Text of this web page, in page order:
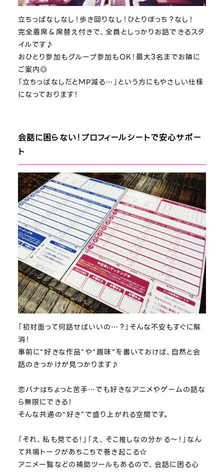
立ちっぱなしなし！歩き回りなし！ひとりぼっち？なし！
完全着席＆席替え付きで、全員としっかりお話できるスタ
イルです♪
おひとり参加もグループ参加もOK！最大3名までお隣に
ご案内◎
「立ちっぱなしだとMP減る…」という方にもやさしい仕様
になっております！
会話に困らない！プロフィールシートで安心サポー
ト
「初対面って何話せばいいの…？」そんな不安もすぐに解
消！
事前に“好きな作品”や“趣味”を書いておけば、自然と会
話のきっかけが見つかります♪
恋バナはちょっと苦手…でも好きなアニメやゲームの話な
ら無限にできる！
そんな共通の“好き”で盛り上がれる空間です。
「それ、私も見てる！」「え、そこ推しなの分かる～！」なん
て共鳴トークがあちこちで巻き起こる☆
アニメ一覧などの補助ツールもあるので、会話に困る心